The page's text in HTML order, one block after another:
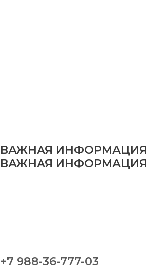
ВАЖНАЯ ИНФОРМАЦИЯ
ВАЖНАЯ ИНФОРМАЦИЯ
+7 988-36-777-03